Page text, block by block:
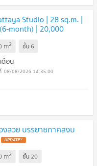
Studio | 28 sq.m. |
month) | 20,000
m2 ชั้น6
ดือน
08/08/2026 14:35:00
งสวย บรรยายกาศสงบ
m2 ชั้น20